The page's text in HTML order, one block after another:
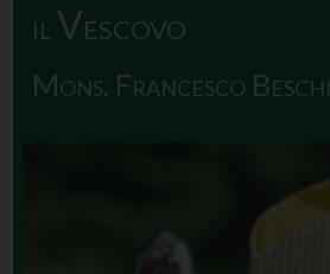
il Vescovo
Mons. Francesco Beschi